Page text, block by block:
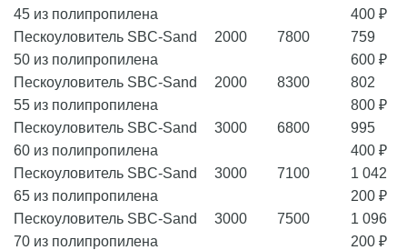
45 из полипропилена
400 ₽
Пескоуловитель SBC-Sand
50 из полипропилена
2000 7800
759
600 ₽
Пескоуловитель SBC-Sand
55 из полипропилена
2000 8300
802
800 ₽
Пескоуловитель SBC-Sand
60 из полипропилена
3000 6800
995
400 ₽
Пескоуловитель SBC-Sand
65 из полипропилена
3000 7100
1 042
200 ₽
Пескоуловитель SBC-Sand
70 из полипропилена
3000 7500
1 096
200 ₽